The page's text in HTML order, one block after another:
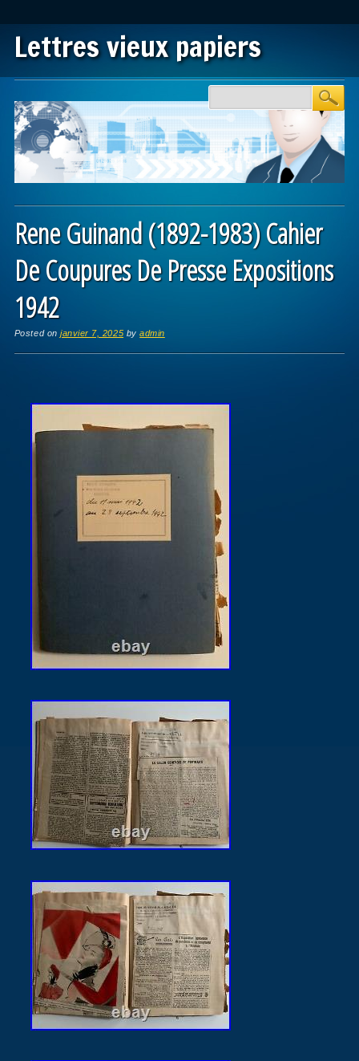
Lettres vieux papiers
Main menu
Rene Guinand (1892-1983) Cahier
De Coupures De Presse Expositions
1942
Posted onjanvier 7, 2025 byadmin